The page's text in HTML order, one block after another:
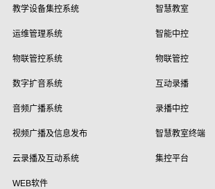
教学设备集控系统
运维管理系统
物联管控系统
数字扩音系统
音频广播系统
视频广播及信息发布
云录播及互动系统
WEB软件
智慧教室
智能中控
物联管控
互动录播
录播中控
智慧教室终端
集控平台